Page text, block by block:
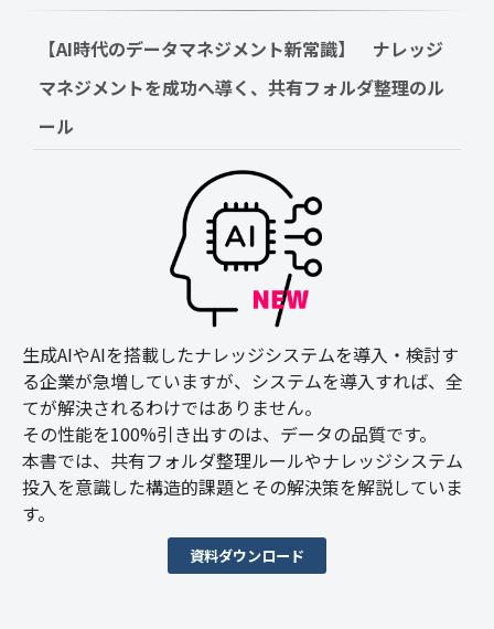
【AI時代のデータマネジメント新常識】　ナレッジ
マネジメントを成功へ導く、共有フォルダ整理のル
ール
生成AIやAIを搭載したナレッジシステムを導入・検討す
る企業が急増していますが、システムを導入すれば、全
てが解決されるわけではありません。
その性能を100%引き出すのは、データの品質です。
本書では、共有フォルダ整理ルールやナレッジシステム
投入を意識した構造的課題とその解決策を解説していま
す。
資料ダウンロード